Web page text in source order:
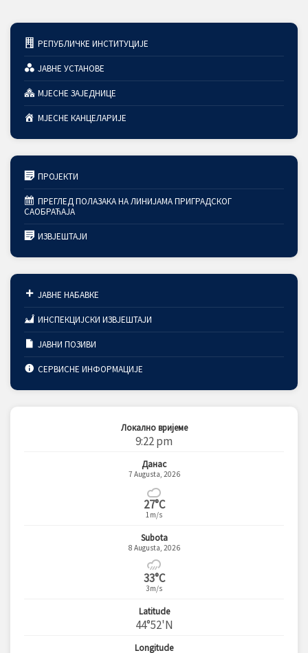
РЕПУБЛИЧКЕ ИНСТИТУЦИЈЕ
ЈАВНЕ УСТАНОВЕ
МЈЕСНЕ ЗАЈЕДНИЦЕ
МЈЕСНЕ КАНЦЕЛАРИЈЕ
ПРОЈЕКТИ
ПРЕГЛЕД ПОЛАЗАКА НА ЛИНИЈАМА ПРИГРАДСКОГ
САОБРАЋАЈА
ИЗВЈЕШТАЈИ
ЈАВНЕ НАБАВКЕ
ИНСПЕКЦИЈСКИ ИЗВЈЕШТАЈИ
ЈАВНИ ПОЗИВИ
СЕРВИСНЕ ИНФОРМАЦИЈЕ
Локално вријеме
9:22 pm
Данас
7 Augusta, 2026
27°C
1m/s
Subota
8 Augusta, 2026
33°C
3m/s
Latitude
44°52'N
Longitude